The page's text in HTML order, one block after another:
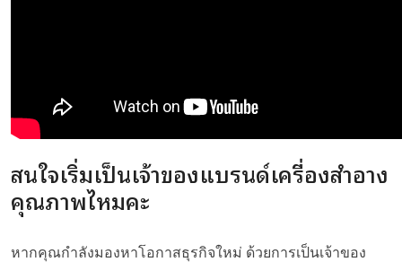
สนใจเริ่มเป็นเจ้าของแบรนด์เครื่องสำอาง
คุณภาพไหมคะ
หากคุณกำลังมองหาโอกาสธุรกิจใหม่ ด้วยการเป็นเจ้าของ